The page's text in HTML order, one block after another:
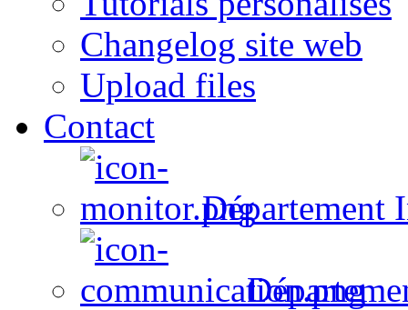
Changelog site web
Upload files
Contact
Département